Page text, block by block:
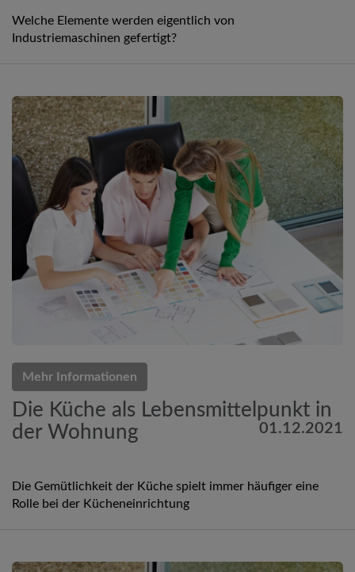
Welche Elemente werden eigentlich von
Industriemaschinen gefertigt?
Mehr Informationen
Die Küche als Lebensmittelpunkt in
der Wohnung
01.12.2021
Die Gemütlichkeit der Küche spielt immer häufiger eine
Rolle bei der Kücheneinrichtung